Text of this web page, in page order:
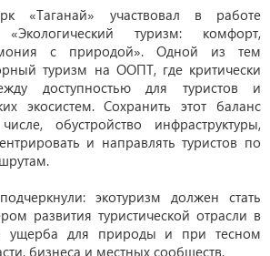
«Таганай» участвовал в работе
туризм: комфорт,
с природой». Одной из тем
туризм на ООПТ, где критически
доступностью для туристов и
экосистем. Сохранить этот баланс
обустройство инфраструктуры,
и направлять туристов по
экотуризм должен стать
развития туристической отрасли в
ущерба для природы и при тесном
бизнеса и местных сообществ.